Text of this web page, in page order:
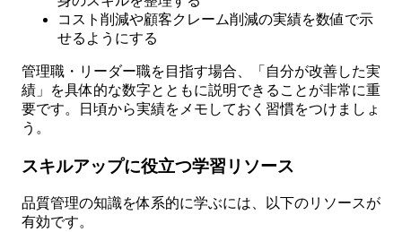
コスト削減や顧客クレーム削減の実績を数値で示
せるようにする
管理職・リーダー職を目指す場合、「自分が改善した実
績」を具体的な数字とともに説明できることが非常に重
要です。日頃から実績をメモしておく習慣をつけましょ
う。
スキルアップに役立つ学習リソース
品質管理の知識を体系的に学ぶには、以下のリソースが
有効です。